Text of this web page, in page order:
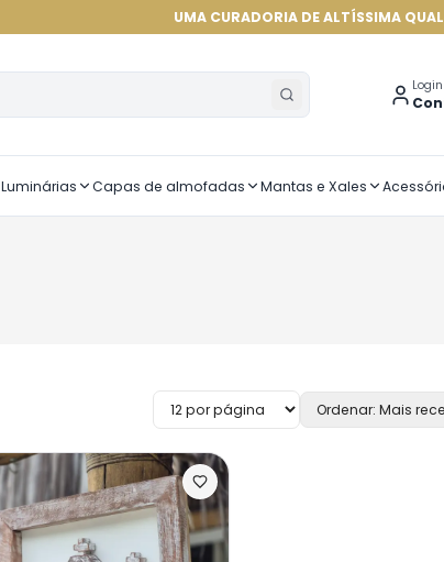
UMA CURADORIA DE ALTÍSSIMA QUALIDADE.
Login
Luminárias Capas de almofadas Mantas e Xales
Ordenar: Mais